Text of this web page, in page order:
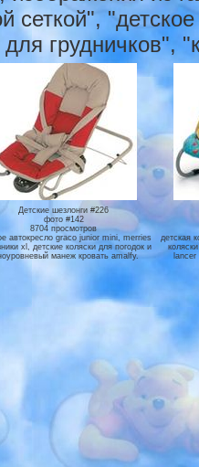
сеткой",
для грудничков",
Детские шезлонги #226
фото #142
8704 просмотров
автокресло graco junior mini, merries
xl, детские коляски для погодок и
манеж кровать amalfy.
детская
lancer